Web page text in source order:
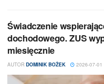
Świadczenie
dochodowego. ZUS
miesięcznie
AUTOR DOMINIK BOŻEK 2026-07-01